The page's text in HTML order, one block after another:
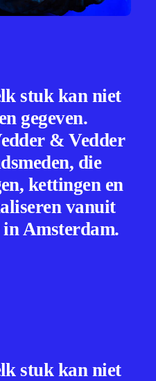
stuk kan niet
gegeven.
& Vedder
die
kettingen en
vanuit
Amsterdam.
stuk kan niet